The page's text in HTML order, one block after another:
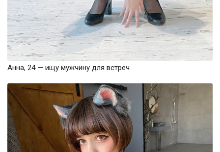
Анна, 24 — ищу мужчину для встреч